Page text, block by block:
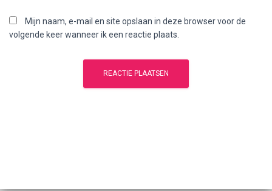
Mijn naam, e-mail en site opslaan in deze browser voor de
volgende keer wanneer ik een reactie plaats.